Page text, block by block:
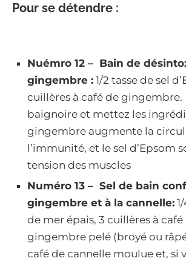
Pour se détendre :
Nuémro 12 – Bain de
gingembre : 1/2 tasse de sel
cuillères à café de gingembre.
baignoire et mettez les
gingembre augmente la
l’immunité, et le sel d’Epsom
tension des muscles
Numéro 13 – Sel de bain
gingembre et à la cannelle:
de mer épais, 3 cuillères à café
gingembre pelé (broyé ou
café de cannelle moulue et, si